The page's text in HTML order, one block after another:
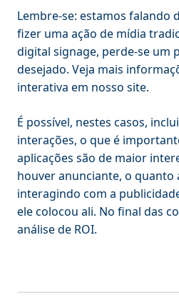
Lembre-se: estamos falando
fizer uma ação de mídia
digital signage, perde-se um
desejado. Veja mais
interativa em nosso site.
É possível, nestes casos,
interações, o que é
aplicações são de maior
houver anunciante, o quanto
interagindo com a
ele colocou ali. No final das
análise de ROI.